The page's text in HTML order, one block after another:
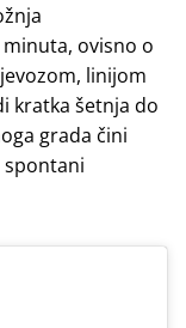
ovisno o
linijom
kratka šetnja do
grada čini
spontani